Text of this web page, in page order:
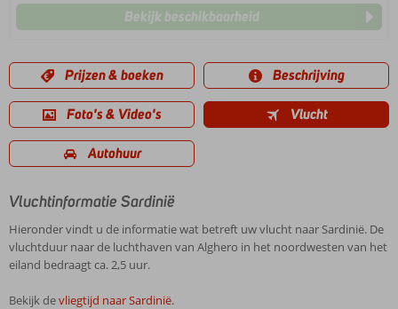
Bekijk beschikbaarheid
Prijzen & boeken Beschrijving
Foto's & Video's Vlucht
Autohuur
Vluchtinformatie Sardinië
Hieronder vindt u de informatie wat betreft uw vlucht naar Sardinië. De
vluchtduur naar de luchthaven van Alghero in het noordwesten van het
eiland bedraagt ca. 2,5 uur.
Bekijk devliegtijd naar Sardinië.